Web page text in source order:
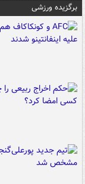
برگزیده ورزشی